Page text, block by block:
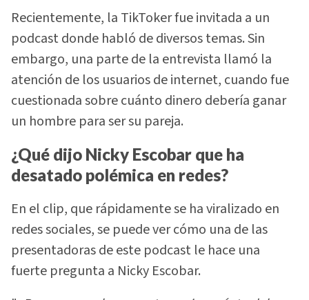
Recientemente, la TikToker fue invitada a un
podcast donde habló de diversos temas. Sin
embargo, una parte de la entrevista llamó la
atención de los usuarios de internet, cuando fue
cuestionada sobre cuánto dinero debería ganar
un hombre para ser su pareja.
¿Qué dijo Nicky Escobar que ha
desatado polémica en redes?
En el clip, que rápidamente se ha viralizado en
redes sociales, se puede ver cómo una de las
presentadoras de este podcast le hace una
fuerte pregunta a Nicky Escobar.